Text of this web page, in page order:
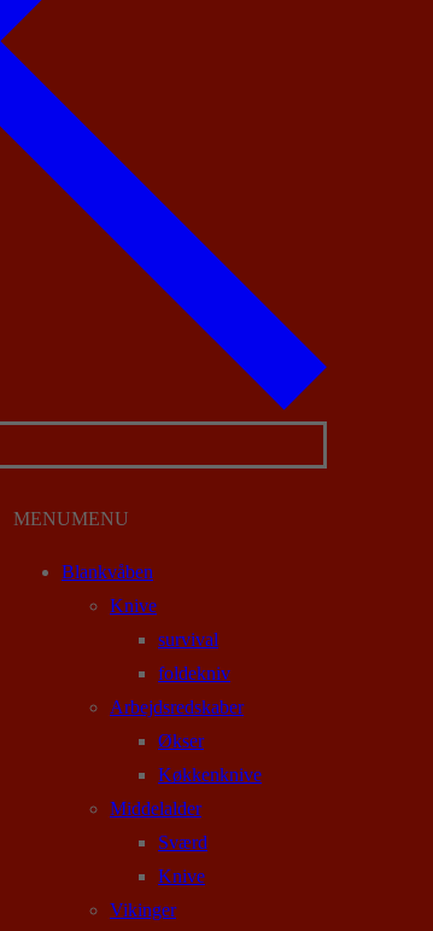
MENUMENU
Blankvåben
Knive
survival
foldekniv
Arbejdsredskaber
Økser
Køkkenknive
Middelalder
Sværd
Knive
Vikinger